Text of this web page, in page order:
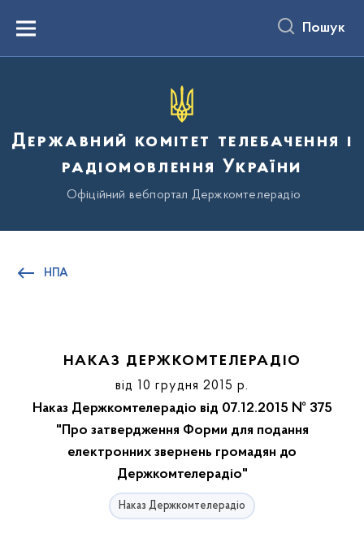
вмістуMenu Пошук
Державний комітет телебачення і
радіомовлення України
Офіційний вебпортал Держкомтелерадіо
НПА
НАКАЗ ДЕРЖКОМТЕЛЕРАДІО
від 10 грудня 2015 р.
Наказ Держкомтелерадіо від 07.12.2015 № 375
"Про затвердження Форми для подання
електронних звернень громадян до
Держкомтелерадіо"
Наказ Держкомтелерадіо